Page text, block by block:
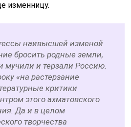
изменницу.
наивысшей изменой
бросить родные земли,
мучили и терзали Россию.
«на растерзание
критики
этого ахматовского
Да и в целом
творчества